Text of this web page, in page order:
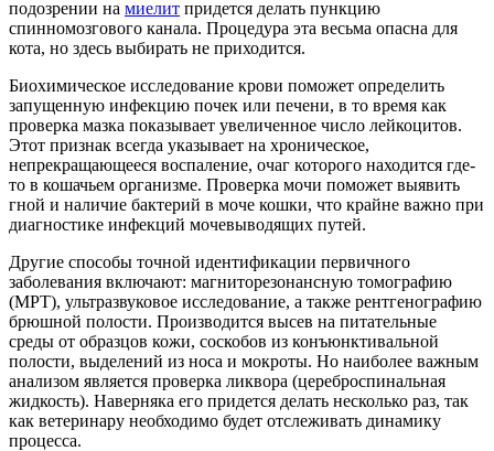
подозрении на миелит придется делать пункцию
спинномозгового канала. Процедура эта весьма опасна для
кота, но здесь выбирать не приходится.
Биохимическое исследование крови поможет определить
запущенную инфекцию почек или печени, в то время как
проверка мазка показывает увеличенное число лейкоцитов.
Этот признак всегда указывает на хроническое,
непрекращающееся воспаление, очаг которого находится где-
то в кошачьем организме. Проверка мочи поможет выявить
гной и наличие бактерий в моче кошки, что крайне важно при
диагностике инфекций мочевыводящих путей.
Другие способы точной идентификации первичного
заболевания включают: магниторезонансную томографию
(МРТ), ультразвуковое исследование, а также рентгенографию
брюшной полости. Производится высев на питательные
среды от образцов кожи, соскобов из конъюнктивальной
полости, выделений из носа и мокроты. Но наиболее важным
анализом является проверка ликвора (цереброспинальная
жидкость). Наверняка его придется делать несколько раз, так
как ветеринару необходимо будет отслеживать динамику
процесса.